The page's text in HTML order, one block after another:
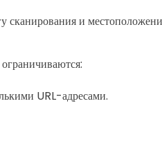
сканирования и
URL-адресами.